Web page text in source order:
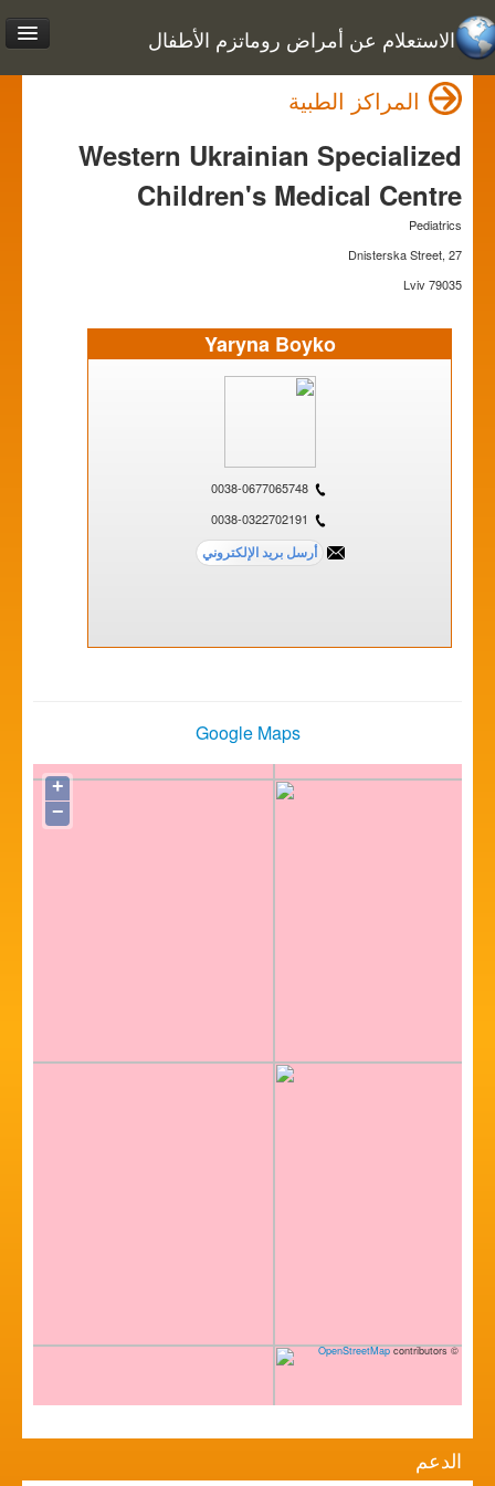
الاستعلام عن أمراض روماتزم الأطفال
المراكز الطبية
Western Ukrainian Specialized
Children's Medical Centre
Pediatrics
Dnisterska Street, 27
79035 Lviv
Yaryna Boyko
0038-0677065748
Google Maps
+
−
©
OpenStreetMapcontributors
الدعم